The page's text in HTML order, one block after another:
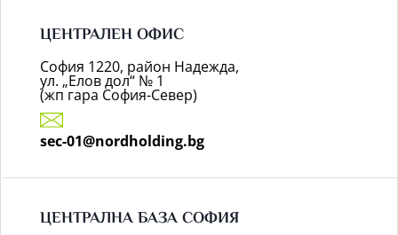
ЦЕНТРАЛЕН ОФИС
София 1220, район Надежда,
ул. „Елов дол“ № 1
(жп гара София-Север)
sec-01@nordholding.bg
ЦЕНТРАЛНА БАЗА СОФИЯ